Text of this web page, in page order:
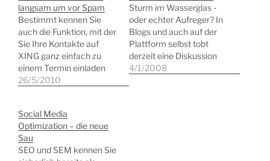
langsam um vor Spam
Bestimmt kennen Sie
auch die Funktion, mit der
Sie Ihre Kontakte auf
XING ganz einfach zu
einem Termin einladen
können. Ich nutze die
missverstehen viele
Nutzer die Funktion und
sehen diese als einfache
Möglichkeit, Werbung zu
26/5/2010
Sturm im Wasserglas -
oder echter Aufreger? In
Blogs und auch auf der
Plattform selbst tobt
derzeit eine Diskussion
über das Einblenden von
4/1/2008
Social Media
Optimization – die neue
Sau
SEO und SEM kennen Sie